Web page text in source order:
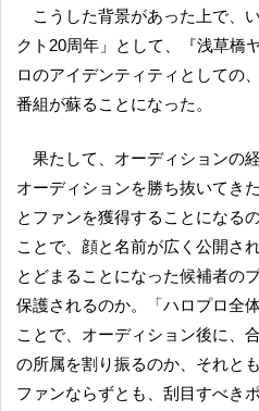
こうした背景があった上で、いよいよ「ハロー！プロジェ
クト20周年」として、『浅草橋
ロのアイデンティティとしての
番組が蘇ることになった。
果たして、オーディションの経過が公開されたなら、その
オーディションを勝ち抜いてき
とファンを獲得することになる
ことで、顔と名前が広く公開さ
とどまることになった候補者の
保護されるのか。「ハロプロ全
ことで、オーディション後に、
の所属を割り振るのか、それと
ファンならずとも、刮目すべき